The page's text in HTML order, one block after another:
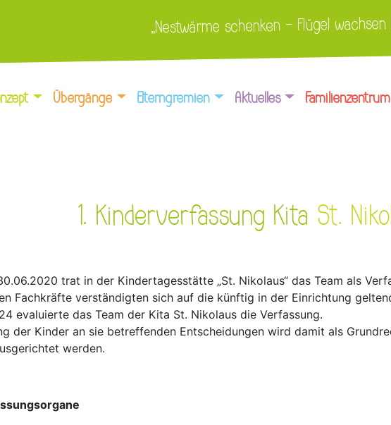
„Nestwärme schenken – Flügel wachsen
Übergänge Elterngremien Aktuelles Familienzentrum
1. Kinderverfassung Kita St.
trat in der Kindertagesstätte „St. Nikolaus“ das Team als
Fachkräfte verständigten sich auf die künftig in der Einrichtung
evaluierte das Team der Kita St. Nikolaus die Verfassung.
der Kinder an sie betreffenden Entscheidungen wird damit als
werden.